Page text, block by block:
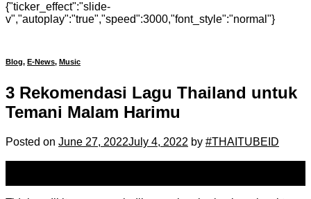
{"ticker_effect":"slide-
v","autoplay":"true","speed":3000,"font_style":"normal"}
Blog, E-News, Music
3 Rekomendasi Lagu Thailand untuk
Temani Malam Harimu
Posted on June 27, 2022July 4, 2022 by #THAITUBEID